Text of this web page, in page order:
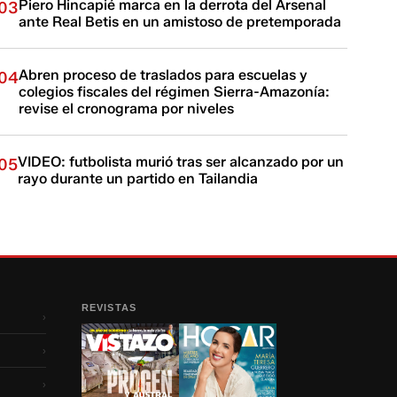
Piero Hincapié marca en la derrota del Arsenal
ante Real Betis en un amistoso de pretemporada
Abren proceso de traslados para escuelas y
colegios fiscales del régimen Sierra-Amazonía:
revise el cronograma por niveles
VIDEO: futbolista murió tras ser alcanzado por un
rayo durante un partido en Tailandia
›
›
›
REVISTAS